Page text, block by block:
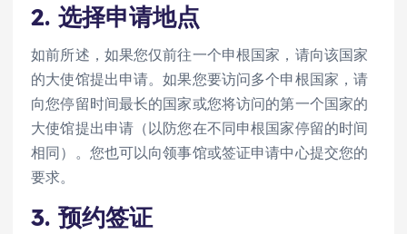
2. 选择申请地点
如前所述，如果您仅前往一个申根国家，请向该国家
的大使馆提出申请。如果您要访问多个申根国家，请
向您停留时间最长的国家或您将访问的第一个国家的
大使馆提出申请（以防您在不同申根国家停留的时间
相同）。您也可以向领事馆或签证申请中心提交您的
要求。
3. 预约签证